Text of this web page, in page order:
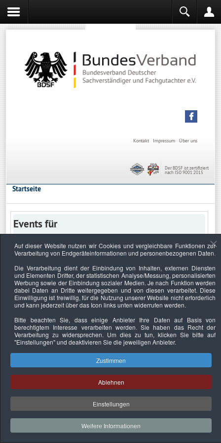
Über uns
Impressum
Kontakt
Der BDSF ist zertifiziert
nach ISO 9001:2015
Startseite
Events für
Keine Termine
Datenschutzerklärung Urheberrechtsnachweise Nachhaltigkeit
Copyright © 2026. Bundesverband Deutscher
Sachverständiger und Fachgutachter e.V..
Auf dieser Website nutzen wir Cookies und vergleichbare Funktionen zur
Verarbeitung von Endgeräteinformationen und personenbezogenen Daten.
Die Verarbeitung dient der Einbindung von Inhalten, externen Diensten
und Elementen Dritter, der statistischen Analyse/Messung, personalisierten
Werbung sowie der Einbindung sozialer Medien. Je nach Funktion werden
dabei Daten an Dritte weitergegeben und von diesen verarbeitet. Diese
Einwilligung ist freiwillig, für die Nutzung unserer Website nicht erforderlich
und kann jederzeit über das Icon links unten widerrufen werden.
Bitte beachten Sie, dass einige Anbieter Ihre Daten auf Basis von
berechtigtem Interesse verarbeiten werden. Sie haben das Recht der
Verarbeitung zu widersprechen. Um dies zu tun, klicken Sie bitte auf
"Einstellungen"und deaktivieren Sie die jeweiligen Anbieter.
Zustimmen
Ablehnen
Einstellungen
Weitere Informationen